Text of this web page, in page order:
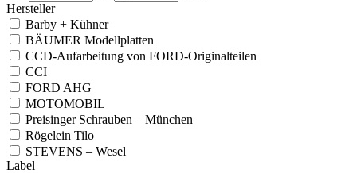
Hersteller
Barby + Kühner
BÄUMER Modellplatten
CCD-Aufarbeitung von FORD-Originalteilen
CCI
FORD AHG
MOTOMOBIL
Preisinger Schrauben – München
Rögelein Tilo
STEVENS – Wesel
Label